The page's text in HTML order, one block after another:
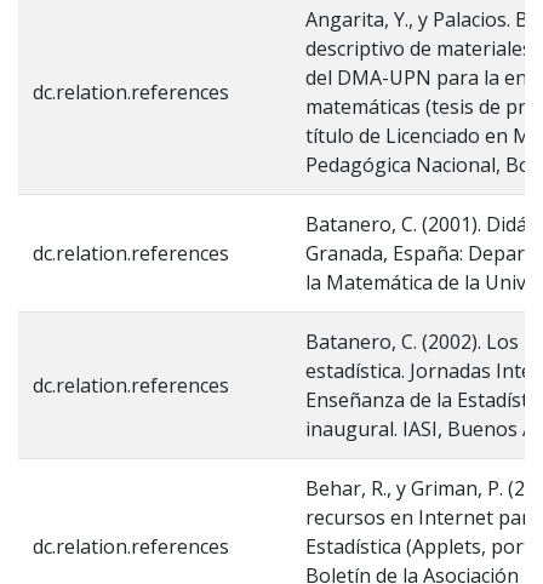
dc.relation.references
Angarita, Y., y Palacios. B.
descriptivo de materiales
del DMA-UPN para la
matemáticas (tesis de
título de Licenciado en
Pedagógica Nacional,
dc.relation.references
Batanero, C. (2001).
Granada, España:
la Matemática de la
dc.relation.references
Batanero, C. (2002). Los
estadística. Jornadas
Enseñanza de la
inaugural. IASI, Buenos
dc.relation.references
Behar, R., y Griman, P.
recursos en Internet
Estadística (Applets,
Boletín de la Asociación